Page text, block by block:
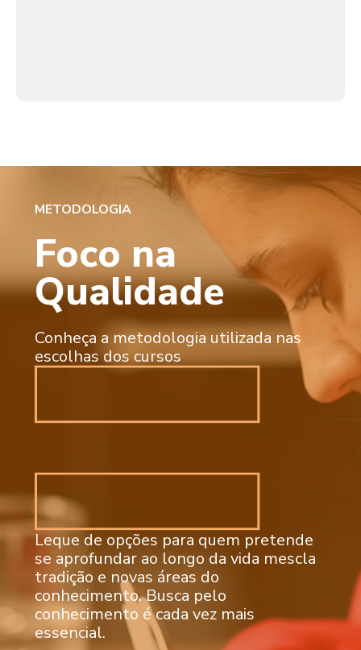
METODOLOGIA
Foco na
Qualidade
Conheça a metodologia utilizada nas
escolhas dos cursos
Leque de opções para quem pretende
se aprofundar ao longo da vida mescla
tradição e novas áreas do
conhecimento. Busca pelo
conhecimento é cada vez mais
essencial.